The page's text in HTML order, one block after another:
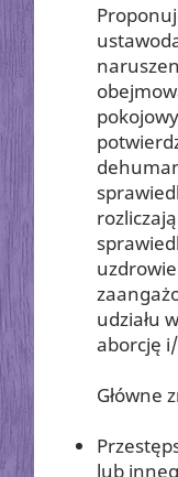
udziału
aborcję
Główne
lub